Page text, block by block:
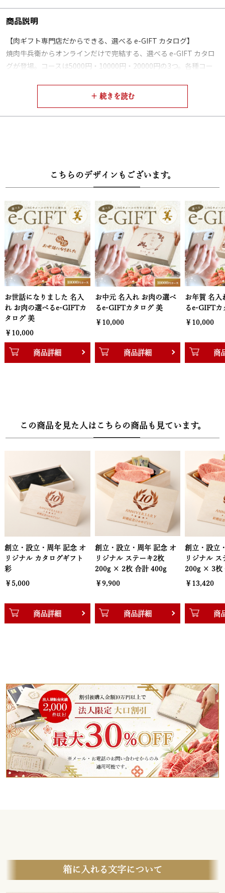
商品説明
【肉ギフト専門店だからできる、選べる e-GIFT カタログ】
焼肉牛兵衛からオンラインだけで完結する、選べる e-GIFT カタロ
グが登場。コースは5000円・10000円・20000円の3つ。各種コー
特に人気の高い商品を選別しております。
【選べるお肉】
（300g）、黒毛和牛国産牛1段重焼肉（240g）、黒毛和牛ハンバー
グ（160g×3個）、黒毛和牛小間切れ（500g）
・10000円【美】
黒毛和牛国産牛2段重焼肉（400g）＆黒毛和牛ハンバーグ
（160g×2個）、黒毛和牛肩ロースすき焼き（400g）、黒毛和牛バ
ラすき焼き（600g）、黒毛和牛ハンバーグ（160g×6個）、黒毛和
牛サーロインステーキ（200g×2枚）
・20000円【萬】
黒毛和牛焼肉セット頂（400g）＆黒毛和牛ハンバーグ（160g×4
個）、黒毛和牛肩ロースすき焼き肉（800g）、黒毛和牛サーロイン
ステーキ（200g×4枚）、黒毛和牛ヒレステーキ（140g×4枚）、
黒毛和牛バラすき焼き肉1,200g
こちらのデザインもございます。
入
カ
お中元 名入れ お肉の選べ
るe-GIFTカタログ 美
￥10,000
商品詳細
お年賀 名入れ お肉の選べ
るe-GIFTカタログ 美
￥10,000
商品詳細
感謝
お肉
ログ
この商品を見た人はこちらの商品も見ています。
オ
ト
創立・設立・周年 記念 オ
リジナル ステーキ2枚
200g × 2枚 合計 400g
￥9,900
商品詳細
創立・設立・周年 記念 オ
リジナル ステーキ3枚
200g × 3枚 合計 600g
￥13,420
商品詳細
創立
リジ
200g
￥
箱に入れる文字について